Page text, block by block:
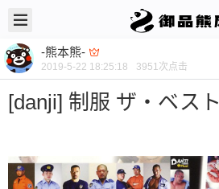
-熊本熊-
2019-5-22 18:25:18 3951次点击
[danji] 制服 ザ・ベスト
-熊本熊- @ 御品熊风